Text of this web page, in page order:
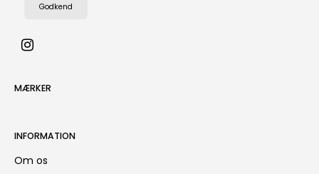
Godkend
MÆRKER
INFORMATION
Om os